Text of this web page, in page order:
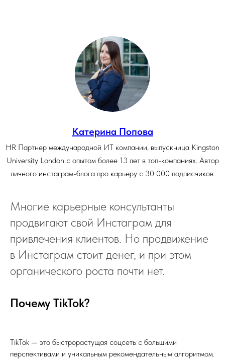
Катерина Попова
HR Партнер международной ИТ компании, выпускница Kingston
University London с опытом более 13 лет в топ-компаниях. Автор
личного инстаграм-блога про карьеру с 30 000 подписчиков.
Многие карьерные консультанты
продвигают свой Инстаграм для
привлечения клиентов. Но продвижение
в Инстаграм стоит денег, и при этом
органического роста почти нет.
Почему TikTok?
TikTok — это быстрорастущая соцсеть с большими
перспективами и уникальным рекомендательным алгоритмом.